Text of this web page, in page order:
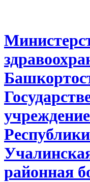
районная